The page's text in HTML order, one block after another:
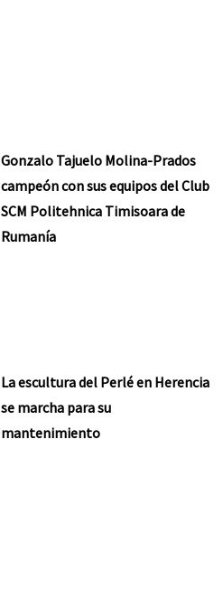
Gonzalo Tajuelo Molina-Prados
campeón con sus equipos del Club
SCM Politehnica Timisoara de
Rumanía
La escultura del Perlé en Herencia
se marcha para su
mantenimiento